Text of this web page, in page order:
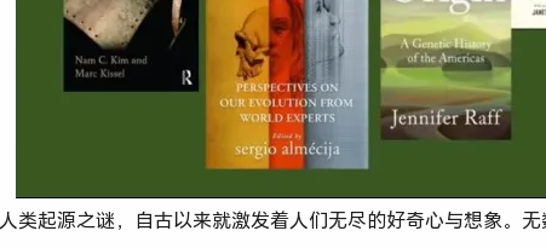
人类起源之谜，自古以来就激发着人们无尽的好奇心与想象。